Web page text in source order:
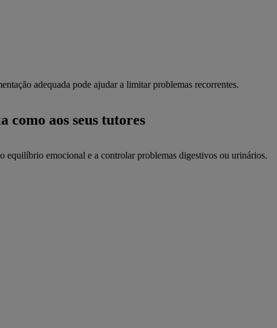
adequada pode ajudar a limitar problemas recorrentes.
aos seus tutores
equilíbrio emocional e a controlar problemas digestivos ou urinários.